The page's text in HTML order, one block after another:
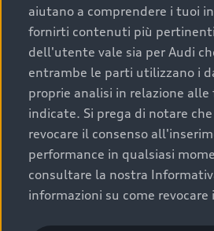
condizioni della carrozzeria e
buona conservazione
precedente proprietario;
efficienza meccanica:
componenti principali in
prestazioni affidabili e sicure.
Acquistare un’auto usata in una
Audi che offre l’usato garantito
Scelta :plus, significa affidarsi ad
sottoposto a 110 controlli
garanzia fino a 4 anni per una
aiutano a comprendere i tuoi
fornirti contenuti più
dell'utente vale sia per Audi
entrambe le parti utilizzano i
proprie analisi in relazione
indicate. Si prega di notare
revocare il consenso
performance in qualsiasi
consultare la nostra
informazioni su come revocare